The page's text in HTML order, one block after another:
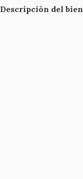
Descripción del bien